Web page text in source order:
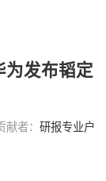
为发布韬定
献者： 研报专业户